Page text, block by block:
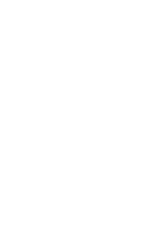
人力
监测